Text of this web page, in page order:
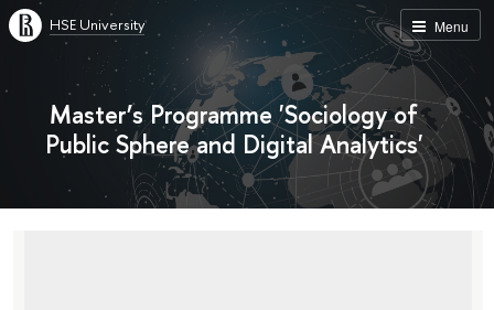
Menu
HSE University
Master’s Programme 'Sociology of
Public Sphere and Digital Analytics'